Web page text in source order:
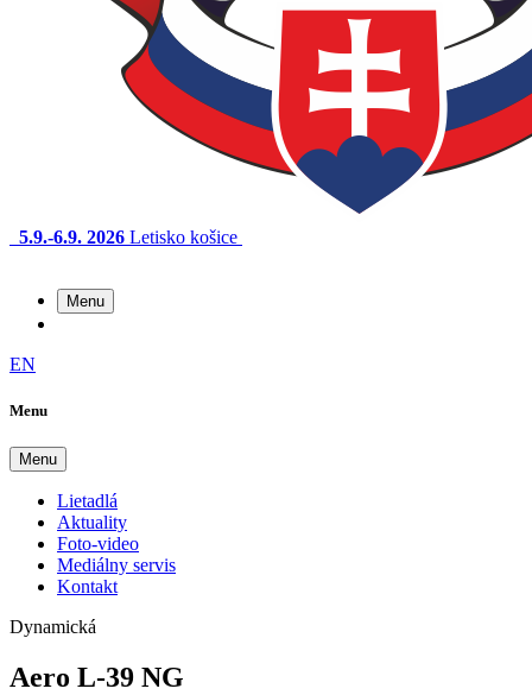
5.9.-6.9. 2026 Letisko košice
Menu
EN
Menu
Menu
Lietadlá
Aktuality
Foto-video
Mediálny servis
Kontakt
Dynamická
Aero L-39 NG